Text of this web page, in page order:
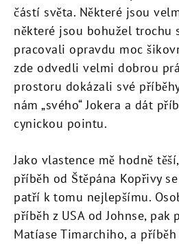
částí světa. Některé jsou
některé jsou bohužel trochu
pracovali opravdu moc
zde odvedli velmi dobrou
prostoru dokázali své
nám „svého“ Jokera a dát
cynickou pointu.
Jako vlastence mě hodně
příběh od Štěpána Kopřivy
patří k tomu nejlepšímu.
příběh z USA od Johnse, pak
Matíase Timarchiho, a